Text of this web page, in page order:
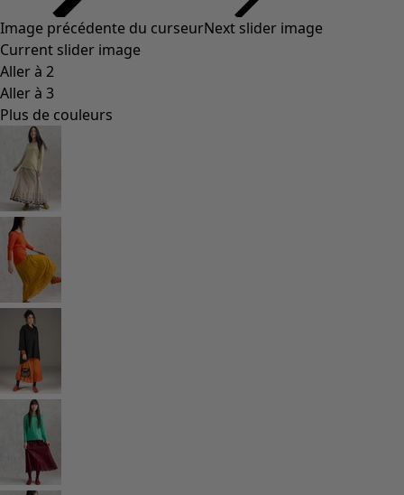
Image précédente du curseurNext slider image
Current slider image
Aller à 2
Aller à 3
Plus de couleurs